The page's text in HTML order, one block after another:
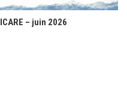
ICARE – juin 2026